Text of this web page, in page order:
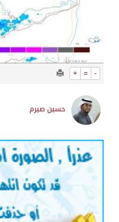
حالة الطقس
+ = -
حسين صيرم